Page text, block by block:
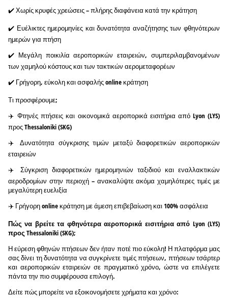
✔️ Χωρίς κρυφές χρεώσεις – πλήρης διαφάνεια κατά την κράτηση
✔️ Ευέλικτες ημερομηνίες και δυνατότητα αναζήτησης των φθηνότερων
ημερών για πτήση
✔️ Μεγάλη ποικιλία αεροπορικών εταιρειών, συμπεριλαμβανομένων
των χαμηλού κόστους και των τακτικών αερομεταφορέων
✔️ Γρήγορη, εύκολη και ασφαλής online κράτηση
Τι προσφέρουμε;
✈️ Φτηνές πτήσεις και οικονομικά αεροπορικά εισιτήρια από Lyon (LYS)
προς Thessaloniki (SKG)
✈️ Δυνατότητα σύγκρισης τιμών μεταξύ διαφορετικών αεροπορικών
εταιρειών
✈️ Σύγκριση διαφορετικών ημερομηνιών ταξιδιού και εναλλακτικών
αεροδρομίων στην περιοχή – ανακαλύψτε ακόμα χαμηλότερες τιμές με
μεγαλύτερη ευελιξία
✈️ Γρήγορη online κράτηση με άμεση επιβεβαίωση και 100% ασφάλεια
Πώς να βρείτε τα φθηνότερα αεροπορικά εισιτήρια από Lyon (LYS)
προς Thessaloniki (SKG);
Η εύρεση φθηνών πτήσεων δεν ήταν ποτέ πιο εύκολη! Η πλατφόρμα μας
σας δίνει τη δυνατότητα να συγκρίνετε τιμές πτήσεων, πτήσεων τσάρτερ
και αεροπορικών εταιρειών σε πραγματικό χρόνο, ώστε να επιλέγετε
πάντα την πιο συμφέρουσα επιλογή.
Δείτε πώς μπορείτε να εξοικονομήσετε χρήματα και χρόνο: